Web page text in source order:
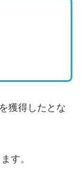
獲得したとな
す。